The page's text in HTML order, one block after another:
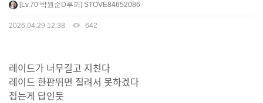
게 Lv.70 박원순D루피 STOVE84652086
2026.04.29 12:38 642
레이드가 너무길고 지친다
레이드 한판뛰면 질려서 못하겠다
접는게 답인듯